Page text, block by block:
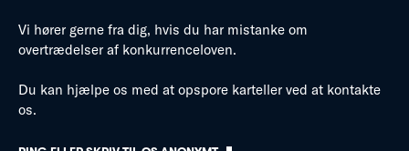
Vi hører gerne fra dig, hvis du har mistanke om
overtrædelser af konkurrenceloven.
Du kan hjælpe os med at opspore karteller ved at kontakte
os.